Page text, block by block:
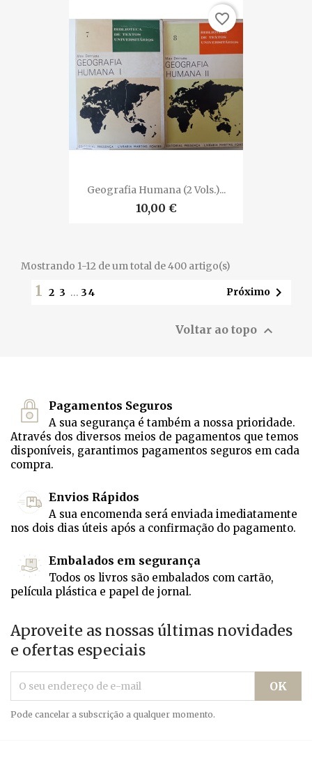
Geografia Humana (2 Vols.)...
10,00 €
favorite_border
Mostrando 1-12 de um total de 400 artigo(s)
1 2 3 … 34 Próximo 
Voltar ao topo 
Pagamentos Seguros
A sua segurança é também a nossa prioridade.
Através dos diversos meios de pagamentos que temos
disponíveis, garantimos pagamentos seguros em cada
compra.
Envios Rápidos
A sua encomenda será enviada imediatamente
nos dois dias úteis após a confirmação do pagamento.
Embalados em segurança
Todos os livros são embalados com cartão,
película plástica e papel de jornal.
Aproveite as nossas últimas novidades
e ofertas especiais
Pode cancelar a subscrição a qualquer momento.